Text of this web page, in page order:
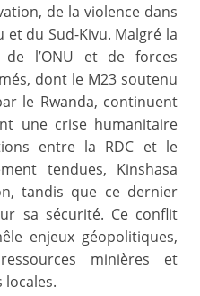
de la violence dans
du Sud-Kivu. Malgré la
l’ONU et de forces
dont le M23 soutenu
le Rwanda, continuent
une crise humanitaire
entre la RDC et le
tendues, Kinshasa
tandis que ce dernier
sa sécurité. Ce conflit
enjeux géopolitiques,
minières et